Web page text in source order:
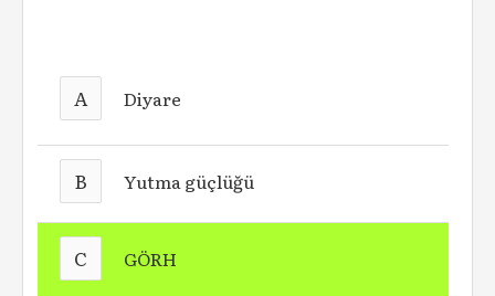
A Diyare
B Yutma güçlüğü
C GÖRH